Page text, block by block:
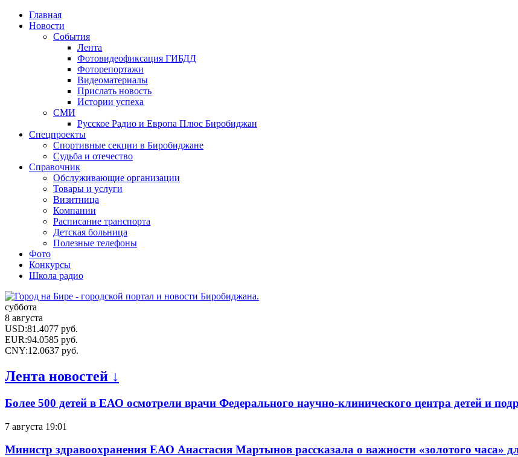
Главная
Новости
События
Лента
Фотовидеофиксация ГИБДД
Фоторепортажи
Видеоматериалы
Прислать новость
Истории успеха
СМИ
Русское Радио и Европа Плюс Биробиджан
Спецпроекты
Спортивные секции в Биробиджане
Судьба и отечество
Справочник
Обслуживающие организации
Товары и услуги
Визитница
Компании
Расписание транспорта
Детская больница
Полезные телефоны
Фото
Конкурсы
Школа радио
суббота
8 августа
USD:81.4077 руб.
EUR:94.0585 руб.
CNY:12.0637 руб.
Лента новостей ↓
Более 500 детей в ЕАО осмотрели врачи Федерального научно-клинического центра детей и
7 августа 19:01
Министр здравоохранения ЕАО Анастасия Мартынов рассказала о важности «золотого часа»